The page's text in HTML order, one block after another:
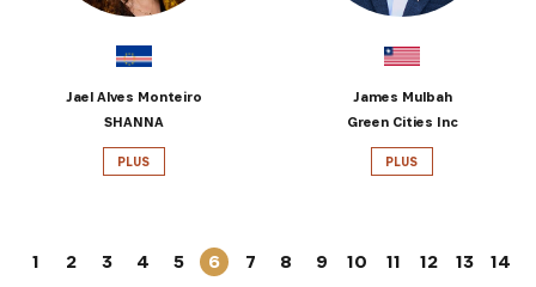
Jael Alves Monteiro
SHANNA
PLUS
James Mulbah
Green Cities Inc
PLUS
1 2 3 4 5 6 7 8 9 10 11 12 13 14